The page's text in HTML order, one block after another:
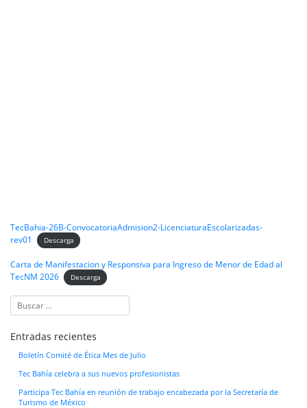
TecBahia-26B-ConvocatoriaAdmision2-LicenciaturaEscolarizadas-
rev01
Descarga
Carta de Manifestacion y Responsiva para Ingreso de Menor de Edad al
TecNM 2026
Descarga
Entradas recientes
Boletín Comité de Ética Mes de Julio
Tec Bahía celebra a sus nuevos profesionistas
Participa Tec Bahía en reunión de trabajo encabezada por la Secretaría de
Turismo de México